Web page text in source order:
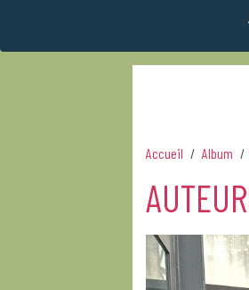
Accueil Album